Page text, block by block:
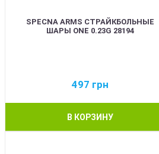
SPECNA ARMS СТРАЙКБОЛЬНЫЕ
ШАРЫ ONE 0.23G 28194
497 грн
В КОРЗИНУ